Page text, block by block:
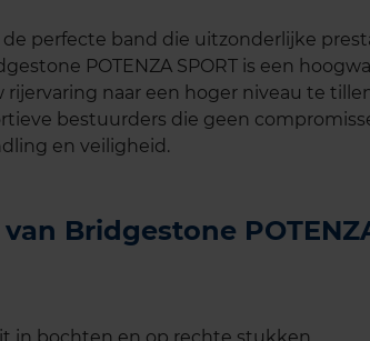
de perfecte band die uitzonderlijke
POTENZA SPORT is een
naar een hoger niveau te
bestuurders die geen
en veiligheid.
Bridgestone